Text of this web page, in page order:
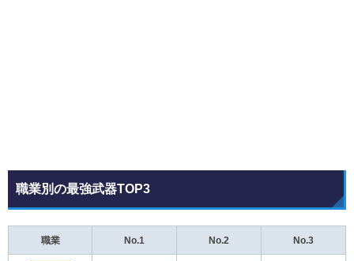
職業別の最強武器TOP3
職業 No.1 No.2 No.3